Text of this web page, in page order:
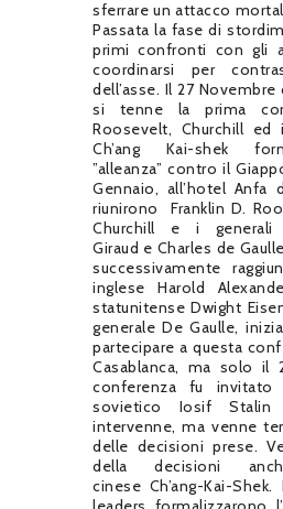
sferrare un attacco
Passata la fase di
primi confronti con gli
coordinarsi per
dell’asse. Il 27 Novembre
si tenne la prima
Roosevelt, Churchill ed
Ch’ang Kai-shek
”alleanza” contro il
Gennaio, all’hotel Anfa
riunirono Franklin D.
Churchill e i generali
Giraud e Charles de
successivamente
inglese Harold
statunitense Dwight
generale De Gaulle,
partecipare a questa
Casablanca, ma solo il
conferenza fu
sovietico Iosif
intervenne, ma venne
delle decisioni prese.
della decisioni
cinese Ch’ang-Kai-